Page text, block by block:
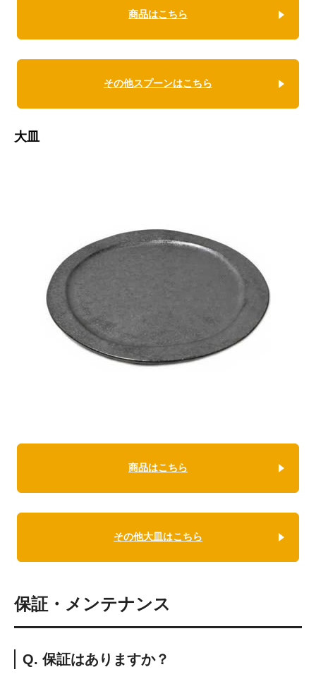
商品はこちら
その他スプーンはこちら
大皿
商品はこちら
その他大皿はこちら
保証・メンテナンス
Q. 保証はありますか？